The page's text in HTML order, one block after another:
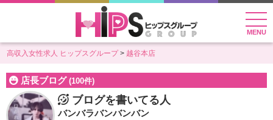
MENU
高収入女性求人 ヒップスグループ 越谷本店
店長ブログ (100件)
ブログを書いてる人
バンバラバンバンバン